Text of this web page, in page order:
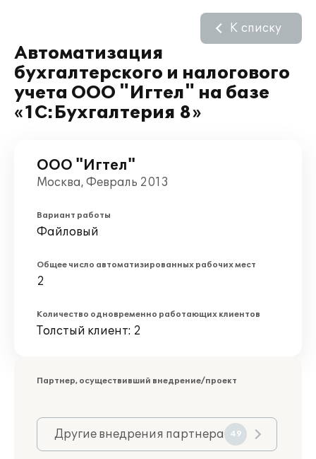
Автоматизация
бухгалтерского и налогового
учета ООО "Игтел" на базе
«1С:Бухгалтерия 8»
К списку
ООО "Игтел"
Москва, Февраль 2013
Вариант работы
Файловый
Общее число автоматизированных рабочих мест
2
Количество одновременно работающих клиентов
Толстый клиент: 2
Партнер, осуществивший внедрение/проект
Другие внедрения партнера 49